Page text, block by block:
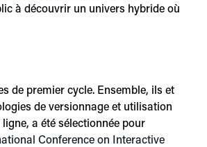
à découvrir un univers hybride où
de premier cycle. Ensemble, ils et
de versionnage et utilisation
a été sélectionnée pour
Conference on Interactive